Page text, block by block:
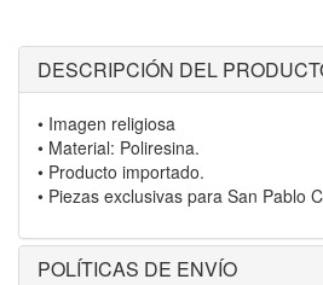
DESCRIPCIÓN DEL
• Imagen religiosa
• Material: Poliresina.
• Producto importado.
• Piezas exclusivas para San Pablo
POLÍTICAS DE ENVÍO